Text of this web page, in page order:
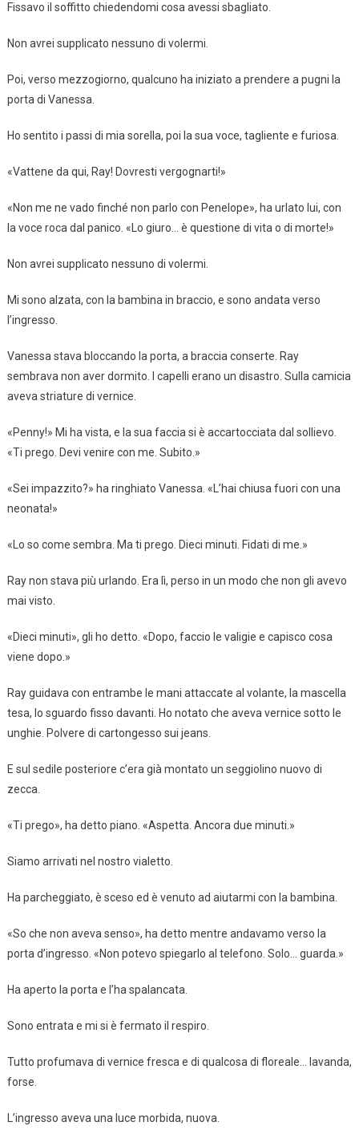
Fissavo il soffitto chiedendomi cosa avessi sbagliato.
Non avrei supplicato nessuno di volermi.
Poi, verso mezzogiorno, qualcuno ha iniziato a prendere a pugni la
porta di Vanessa.
Ho sentito i passi di mia sorella, poi la sua voce, tagliente e furiosa.
«Vattene da qui, Ray! Dovresti vergognarti!»
«Non me ne vado finché non parlo con Penelope», ha urlato lui, con
la voce roca dal panico. «Lo giuro… è questione di vita o di morte!»
Non avrei supplicato nessuno di volermi.
Mi sono alzata, con la bambina in braccio, e sono andata verso
l’ingresso.
Vanessa stava bloccando la porta, a braccia conserte. Ray
sembrava non aver dormito. I capelli erano un disastro. Sulla camicia
aveva striature di vernice.
«Penny!» Mi ha vista, e la sua faccia si è accartocciata dal sollievo.
«Ti prego. Devi venire con me. Subito.»
«Sei impazzito?» ha ringhiato Vanessa. «L’hai chiusa fuori con una
neonata!»
«Lo so come sembra. Ma ti prego. Dieci minuti. Fidati di me.»
Ray non stava più urlando. Era lì, perso in un modo che non gli avevo
mai visto.
«Dieci minuti», gli ho detto. «Dopo, faccio le valigie e capisco cosa
viene dopo.»
Ray guidava con entrambe le mani attaccate al volante, la mascella
tesa, lo sguardo fisso davanti. Ho notato che aveva vernice sotto le
unghie. Polvere di cartongesso sui jeans.
E sul sedile posteriore c’era già montato un seggiolino nuovo di
zecca.
«Ti prego», ha detto piano. «Aspetta. Ancora due minuti.»
Siamo arrivati nel nostro vialetto.
Ha parcheggiato, è sceso ed è venuto ad aiutarmi con la bambina.
«So che non aveva senso», ha detto mentre andavamo verso la
porta d’ingresso. «Non potevo spiegarlo al telefono. Solo… guarda.»
Ha aperto la porta e l’ha spalancata.
Sono entrata e mi si è fermato il respiro.
Tutto profumava di vernice fresca e di qualcosa di floreale… lavanda,
forse.
L’ingresso aveva una luce morbida, nuova.